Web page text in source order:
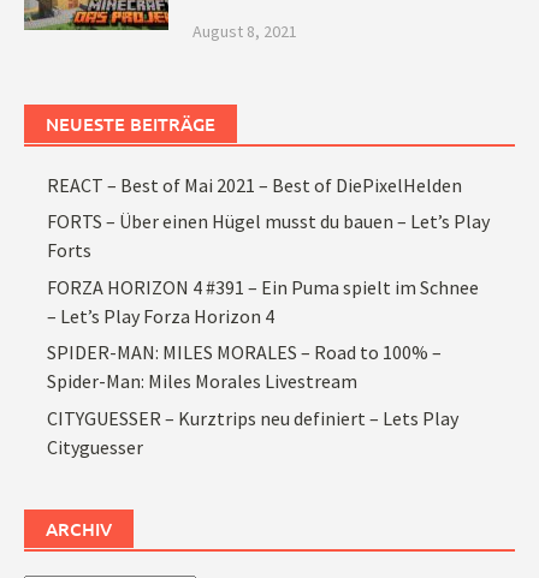
August 8, 2021
NEUESTE BEITRÄGE
REACT – Best of Mai 2021 – Best of DiePixelHelden
FORTS – Über einen Hügel musst du bauen – Let’s Play
Forts
FORZA HORIZON 4 #391 – Ein Puma spielt im Schnee
– Let’s Play Forza Horizon 4
SPIDER-MAN: MILES MORALES – Road to 100% –
Spider-Man: Miles Morales Livestream
CITYGUESSER – Kurztrips neu definiert – Lets Play
Cityguesser
ARCHIV